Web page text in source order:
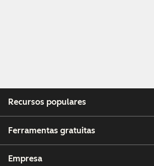
Recursos populares
Ferramentas gratuitas
Empresa